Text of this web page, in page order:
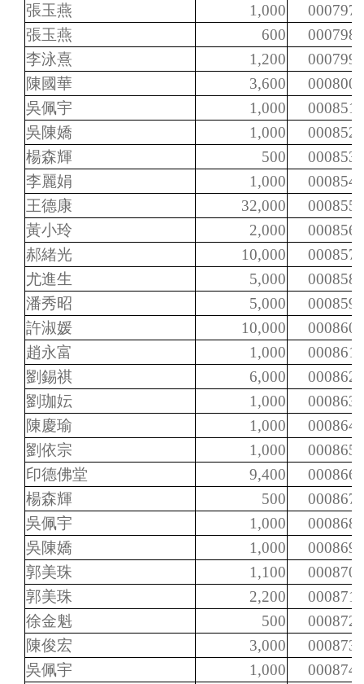
張玉燕
1,000
000797
張玉燕
600
000798
李泳熹
1,200
000799
陳國華
3,600
000800
吳佩宇
1,000
000851
吳陳嬌
1,000
000852
楊森輝
500
000853
李麗娟
1,000
000854
王德康
32,000
000855
黃小玲
2,000
000856
郝緒光
10,000
000857
尤進生
5,000
000858
潘秀昭
5,000
000859
許淑媛
10,000
000860
趙永富
1,000
000861
劉錫祺
6,000
000862
劉珈妘
1,000
000863
陳慶瑜
1,000
000864
劉依宗
1,000
000865
印德佛堂
9,400
000866
楊森輝
500
000867
吳佩宇
1,000
000868
吳陳嬌
1,000
000869
郭美珠
1,100
000870
郭美珠
2,200
000871
徐金魁
500
000872
陳俊宏
3,000
000873
吳佩宇
1,000
000874